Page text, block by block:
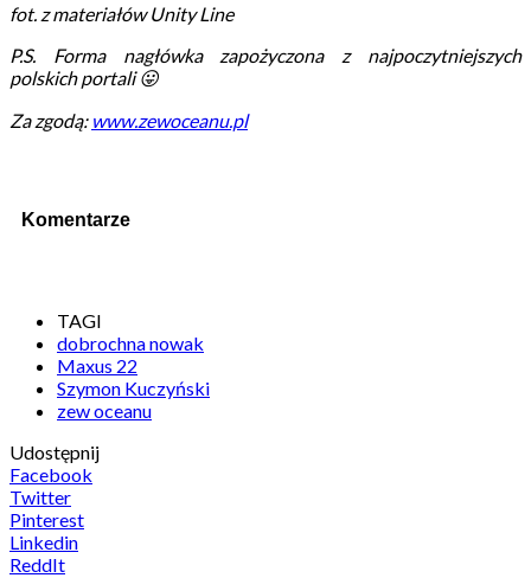
fot. z materiałów Unity Line
P.S. Forma nagłówka zapożyczona z najpoczytniejszych
polskich portali 😛
Za zgodą: www.zewoceanu.pl
Komentarze
TAGI
dobrochna nowak
Maxus 22
Szymon Kuczyński
zew oceanu
Udostępnij
Facebook
Twitter
Pinterest
Linkedin
ReddIt